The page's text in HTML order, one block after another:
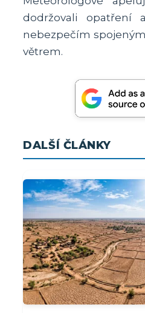
dodržovali opatření
nebezpečím
větrem.
DALŠÍ ČLÁNKY